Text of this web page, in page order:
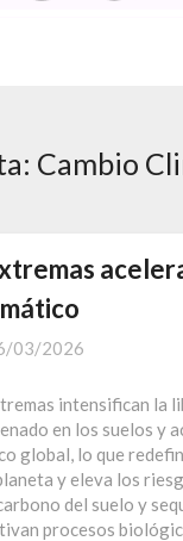
Cambio
03/2026
intensifican la
en los suelos y
global, lo que
y eleva los
del suelo y
procesos